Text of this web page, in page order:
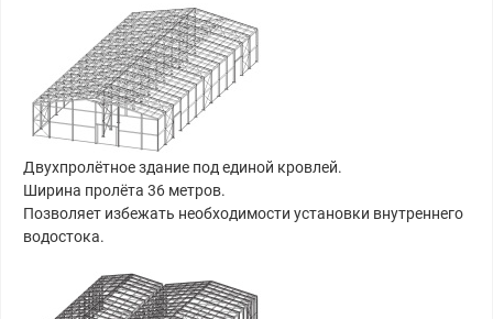
Двухпролётное здание под единой кровлей.
Ширина пролёта 36 метров.
Позволяет избежать необходимости установки внутреннего
водостока.